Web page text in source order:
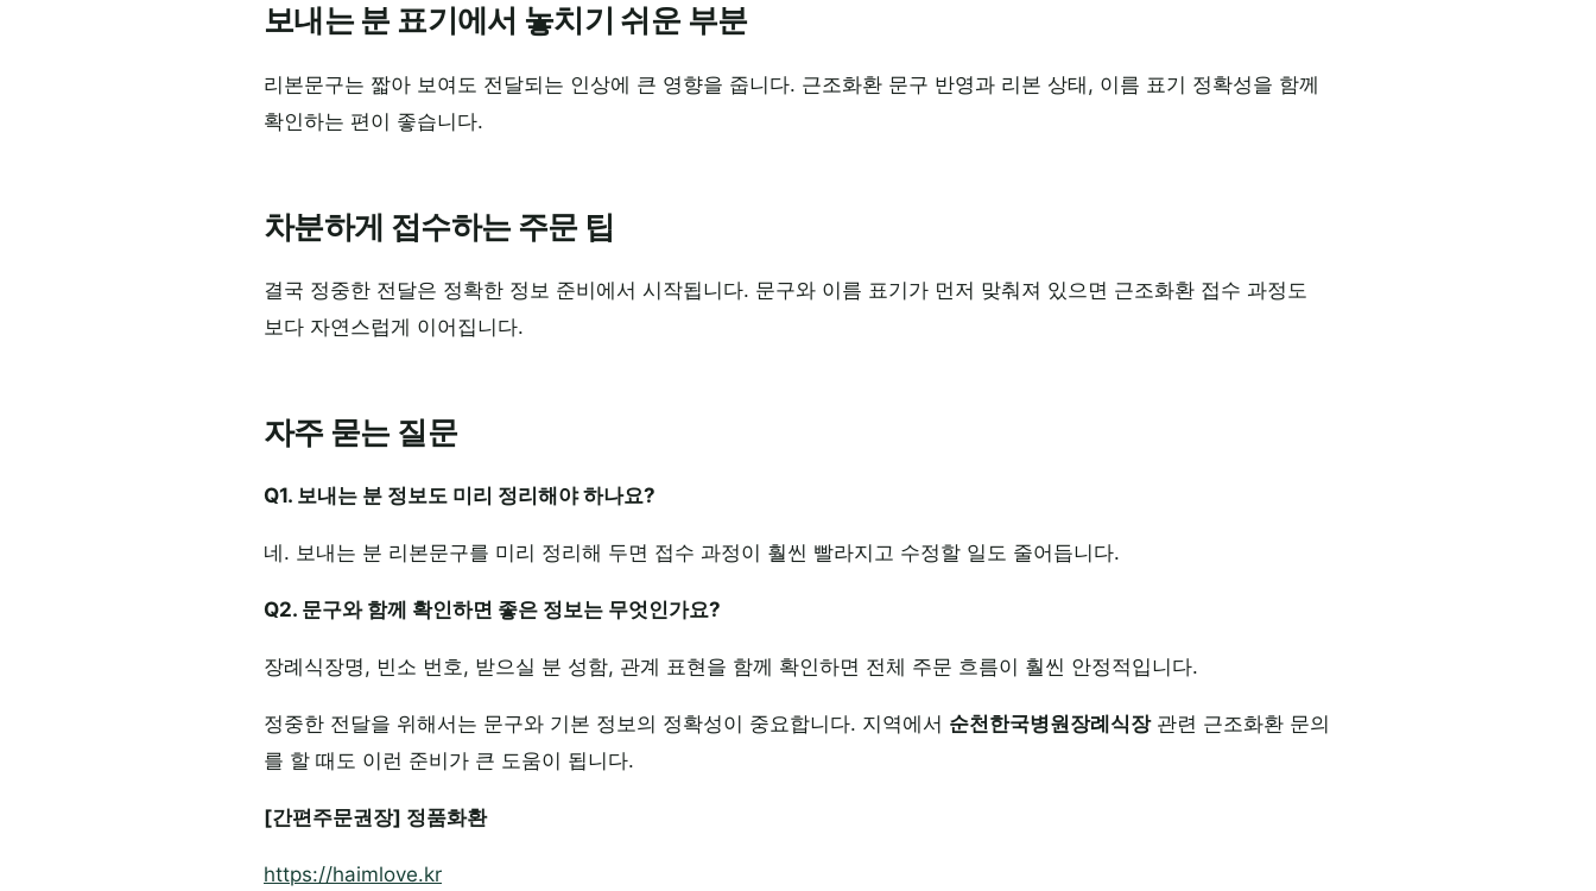
보내는 분 표기에서 놓치기 쉬운 부분
리본문구는 짧아 보여도 전달되는 인상에 큰 영향을 줍니다. 근조화환 문구 반영과 리본 상태, 이름 표기 정확성을 함께
확인하는 편이 좋습니다.
차분하게 접수하는 주문 팁
결국 정중한 전달은 정확한 정보 준비에서 시작됩니다. 문구와 이름 표기가 먼저 맞춰져 있으면 근조화환 접수 과정도
보다 자연스럽게 이어집니다.
자주 묻는 질문
Q1. 보내는 분 정보도 미리 정리해야 하나요?
네. 보내는 분 리본문구를 미리 정리해 두면 접수 과정이 훨씬 빨라지고 수정할 일도 줄어듭니다.
Q2. 문구와 함께 확인하면 좋은 정보는 무엇인가요?
장례식장명, 빈소 번호, 받으실 분 성함, 관계 표현을 함께 확인하면 전체 주문 흐름이 훨씬 안정적입니다.
정중한 전달을 위해서는 문구와 기본 정보의 정확성이 중요합니다. 지역에서 순천한국병원장례식장관련 근조화환 문의
를 할 때도 이런 준비가 큰 도움이 됩니다.
[간편주문권장] 정품화환
https://haimlove.kr